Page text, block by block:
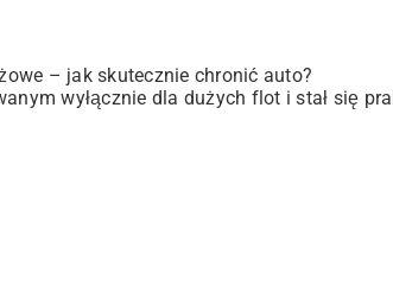
– jak skutecznie chronić auto?
wyłącznie dla dużych flot i stał się